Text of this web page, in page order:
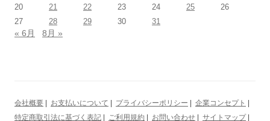
20
21 22 23 24 25
26
27
28 29 30 31
« 6月 8月 »
会社概要 お支払いについて プライバシーポリシー 企業コンセプト
特定商取引法に基づく表記
ご利用規約 お問い合わせ サイトマップ|